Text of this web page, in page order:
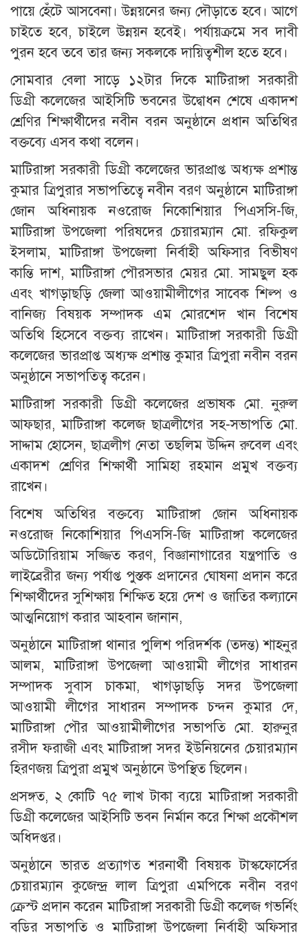
পায়ে হেঁটে আসবেনা। উন্নয়নের জন্য দৌড়াতে হবে। আগে
চাইতে হবে, চাইলে উন্নয়ন হবেই। পর্যায়ক্রমে সব দাবী
পুরন হবে তবে তার জন্য সকলকে দায়িত্বশীল হতে হবে।
সোমবার বেলা সাড়ে ১২টার দিকে মাটিরাঙ্গা সরকারী
ডিগ্রী কলেজের আইসিটি ভবনের উদ্বোধন শেষে একাদশ
শ্রেণির শিক্ষার্থীদের নবীন বরন অনুষ্ঠানে প্রধান অতিথির
বক্তব্যে এসব কথা বলেন।
মাটিরাঙ্গা সরকারী ডিগ্রী কলেজের ভারপ্রাপ্ত অধ্যক্ষ প্রশান্ত
কুমার ত্রিপুরার সভাপতিত্বে নবীন বরণ অনুষ্ঠানে মাটিরাঙ্গা
জোন অধিনায়ক নওরোজ নিকোশিয়ার পিএসসি-জি,
মাটিরাঙ্গা উপজেলা পরিষদের চেয়ারম্যান মো. রফিকুল
ইসলাম, মাটিরাঙ্গা উপজেলা নির্বাহী অফিসার বিভীষণ
কান্তি দাশ, মাটিরাঙ্গা পৌরসভার মেয়র মো. সামছুল হক
এবং খাগড়াছড়ি জেলা আওয়ামীলীগের সাবেক শিল্প ও
বানিজ্য বিষয়ক সম্পাদক এম মোরশেদ খান বিশেষ
অতিথি হিসেবে বক্তব্য রাখেন। মাটিরাঙ্গা সরকারী ডিগ্রী
কলেজের ভারপ্রাপ্ত অধ্যক্ষ প্রশান্ত কুমার ত্রিপুরা নবীন বরন
অনুষ্ঠানে সভাপতিত্ব করেন।
মাটিরাঙ্গা সরকারী ডিগ্রী কলেজের প্রভাষক মো. নুরুল
আফছার, মাটিরাঙ্গা কলেজ ছাত্রলীগের সহ-সভাপতি মো.
সাদ্দাম হোসেন, ছাত্রলীগ নেতা তছলিম উদ্দিন রুবেল এবং
একাদশ শ্রেণির শিক্ষার্থী সামিহা রহমান প্রমুখ বক্তব্য
রাখেন।
বিশেষ অতিথির বক্তব্যে মাটিরাঙ্গা জোন অধিনায়ক
নওরোজ নিকোশিয়ার পিএসসি-জি মাটিরাঙ্গা কলেজের
অডিটোরিয়াম সজ্জিত করণ, বিজ্ঞানাগারের যন্ত্রপাতি ও
লাইব্রেরীর জন্য পর্যাপ্ত পুস্তক প্রদানের ঘোষনা প্রদান করে
শিক্ষার্থীদের সুশিক্ষায় শিক্ষিত হয়ে দেশ ও জাতির কল্যানে
আত্মনিয়োগ করার আহবান জানান,
অনুষ্ঠানে মাটিরাঙ্গা থানার পুলিশ পরিদর্শক (তদন্ত) শাহনুর
আলম, মাটিরাঙ্গা উপজেলা আওয়ামী লীগের সাধারন
সম্পাদক সুবাস চাকমা, খাগড়াছড়ি সদর উপজেলা
আওয়ামী লীগের সাধারন সম্পাদক চন্দন কুমার দে,
মাটিরাঙ্গা পৌর আওয়ামীলীগের সভাপতি মো. হারুনুর
রসীদ ফরাজী এবং মাটিরাঙ্গা সদর ইউনিয়নের চেয়ারম্যান
হিরণজয় ত্রিপুরা প্রমুখ অনুষ্ঠানে উপস্থিত ছিলেন।
প্রসঙ্গত, ২ কোটি ৭৫ লাখ টাকা ব্যয়ে মাটিরাঙ্গা সরকারী
ডিগ্রী কলেজের আইসিটি ভবন নির্মান করে শিক্ষা প্রকৌশল
অধিদপ্তর।
অনুষ্ঠানে ভারত প্রত্যাগত শরনার্থী বিষয়ক টাস্কফোর্সের
চেয়ারম্যান কুজেন্দ্র লাল ত্রিপুরা এমপিকে নবীন বরণ
ক্রেস্ট প্রদান করেন মাটিরাঙ্গা সরকারী ডিগ্রী কলেজ গভর্নিং
বডির সভাপতি ও মাটিরাঙ্গা উপজেলা নির্বাহী অফিসার